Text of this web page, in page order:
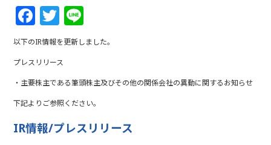
F
a
c
e
b
o
o
T
w
itt
e
r
n
e
以下のIR情報を更新しました。
プレスリリース
・主要株主である筆頭株主及びその他の関係会社の異動に関するお知らせ
下記よりご参照ください。
IR情報/プレスリリース